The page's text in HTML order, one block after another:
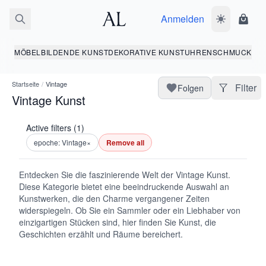
Anmelden
MÖBEL BILDENDE KUNSTDEKORATIVE KUNSTUHRENSCHMUCK
Startseite / Vintage
Vintage Kunst
Folgen Filter
Active filters (1)
epoche: Vintage× Remove all
Entdecken Sie die faszinierende Welt der Vintage Kunst.
Diese Kategorie bietet eine beeindruckende Auswahl an
Kunstwerken, die den Charme vergangener Zeiten
widerspiegeln. Ob Sie ein Sammler oder ein Liebhaber von
einzigartigen Stücken sind, hier finden Sie Kunst, die
Geschichten erzählt und Räume bereichert.